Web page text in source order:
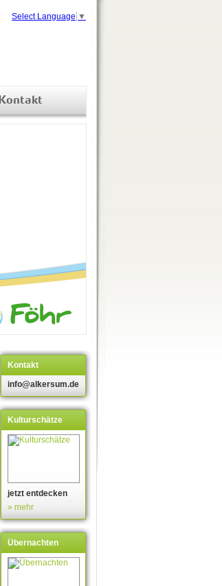
Kontakt
Kontakt
info@alkersum.de
Kulturschätze
jetzt entdecken
» mehr
Übernachten
Select Language ▼